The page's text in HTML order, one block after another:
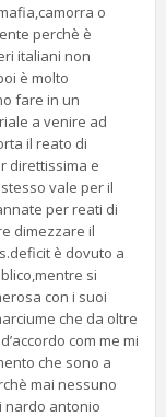
o
perchè è
italiani non
è molto
fare in un
a venire ad
il reato di
direttissima e
vale per il
per reati di
dimezzare il
è dovuto a
si
con i suoi
che da oltre
com me mi
che sono a
mai nessuno
nardo antonio